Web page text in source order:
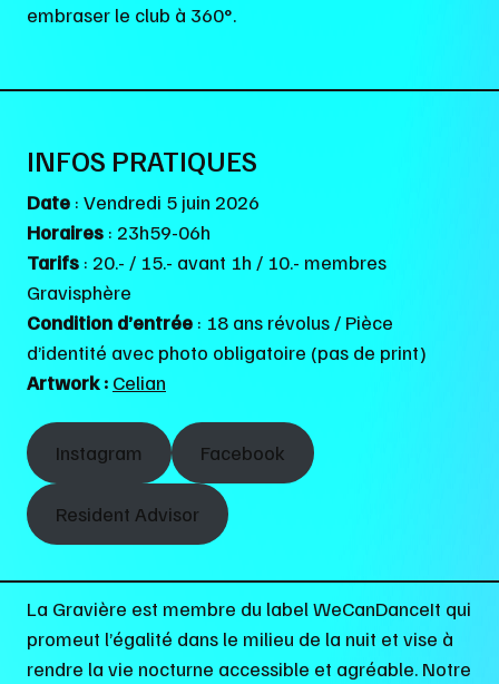
embraser le club à 360°.
INFOS PRATIQUES
Date : Vendredi 5 juin 2026
Horaires : 23h59-06h
Tarifs : 20.- / 15.- avant 1h / 10.- membres
Gravisphère
Condition d’entrée : 18 ans révolus / Pièce
d’identité avec photo obligatoire (pas de print)
Artwork : Celian
Instagram Facebook
Resident Advisor
La Gravière est membre du label WeCanDanceIt qui
promeut l’égalité dans le milieu de la nuit et vise à
rendre la vie nocturne accessible et agréable. Notre